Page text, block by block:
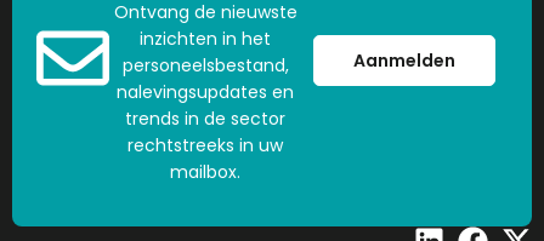
Ontvang de nieuwste
inzichten in het
personeelsbestand,
nalevingsupdates en
trends in de sector
rechtstreeks in uw
mailbox.
Aanmelden